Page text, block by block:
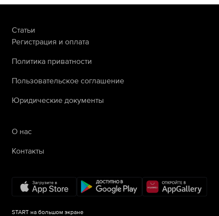
Статьи
Регистрация и оплата
Политика приватности
Пользовательское соглашение
Юридические документы
О нас
Контакты
START на большом экране